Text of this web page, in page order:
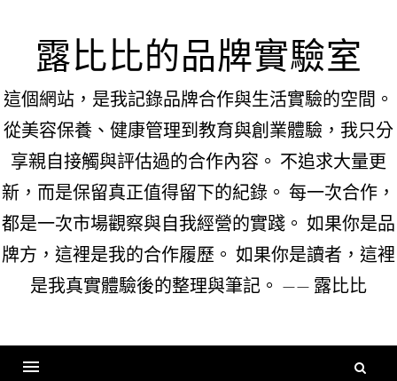
content露比比的品牌實驗室
這個網站，是我記錄品牌合作與生活實驗的空間。
從美容保養、健康管理到教育與創業體驗，我只分
享親自接觸與評估過的合作內容。 不追求大量更
新，而是保留真正值得留下的紀錄。 每一次合作，
都是一次市場觀察與自我經營的實踐。 如果你是品
牌方，這裡是我的合作履歷。 如果你是讀者，這裡
是我真實體驗後的整理與筆記。 —— 露比比